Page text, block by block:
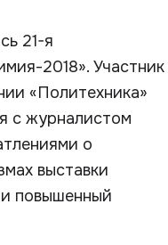
21-я
2018». Участник
«Политехника»
с журналистом
о
выставки
повышенный